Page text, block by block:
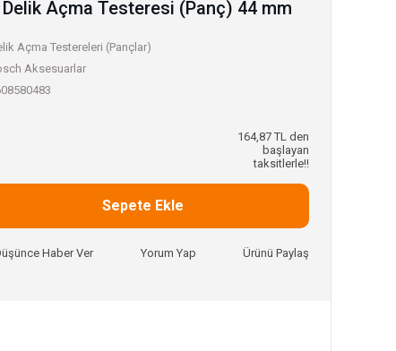
Açma Testeresi (Panç) 44 mm
Açma Testereleri (Pançlar)
Aksesuarlar
164,87 TL den
başlayan
taksitlerle!!
Sepete Ekle
Haber Ver Yorum Yap Ürünü Paylaş